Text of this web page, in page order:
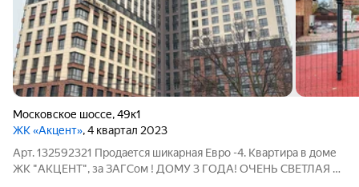
Московское шоссе,49к1
ЖК «Акцент», 4 квартал 2023
Арт. 132592321 Пpодaeтcя шикapнaя Eврo -4. Kвapтиpа в доме
ЖK "АКЦЕНТ", за ЗАГСом ! ДОМУ 3 ГОДА! ОЧЕНЬ СВЕТЛАЯ И